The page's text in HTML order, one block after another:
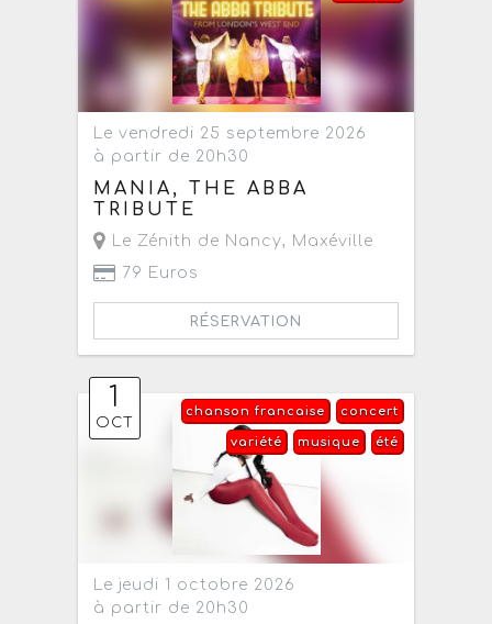
Le vendredi 25 septembre 2026
à partir de 20h30
MANIA, THE ABBA
TRIBUTE
Le Zénith de Nancy, Maxéville
79 Euros
RÉSERVATION
1
OCT
concert
chanson francaise
été
musique
variété
Le jeudi 1 octobre 2026
à partir de 20h30